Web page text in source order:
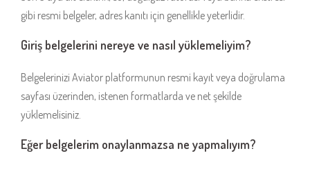
gibi resmi belgeler, adres kanıtı için genellikle yeterlidir.
Giriş belgelerini nereye ve nasıl yüklemeliyim?
Belgelerinizi Aviator platformunun resmi kayıt veya doğrulama
sayfası üzerinden, istenen formatlarda ve net şekilde
yüklemelisiniz.
Eğer belgelerim onaylanmazsa ne yapmalıyım?